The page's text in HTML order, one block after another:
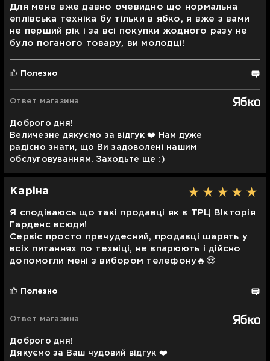
Для мене вже давно очевидно що нормальна
еплівська техніка бу тільки в ябко, я вже з вами
не перший рік і за всі покупки жодного разу не
було поганого товару, ви молодці!
Полезно
Ответ магазина
Доброго дня!
Величезне дякуємо за відгук ❤️ Нам дуже
радісно знати, що Ви задоволені нашим
обслуговуванням. Заходьте ще :)
Каріна
Я сподіваюсь що такі продавці як в ТРЦ ВІкторія
Гарденс всюди!
Сервіс просто пречудесний, продавці шарять у
всіх питаннях по техніці, не впарюють і дійсно
допомогли мені з вибором телефону🔥😍
Полезно
Ответ магазина
Доброго дня!
Дякуємо за Ваш чудовий відгук ❤️